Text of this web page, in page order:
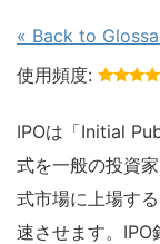
« Back to
使用頻度:
IPOは「Initial
式を一般の投資
式市場に上場す
速させます。